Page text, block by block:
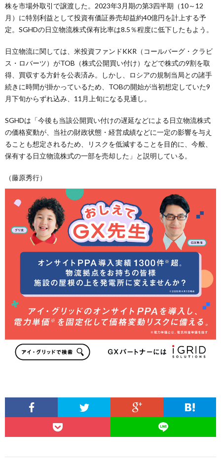
株を市場外取引で譲渡した。2023年3月期の第3四半期（10～12
月）に特別利益として投資有価証券売却益約40億円を計上する予
定。SGHDの日立物流株式保有比率は8.5％程度に低下したもよう。
日立物流に関しては、米投資ファンドKKR（コールバーグ・クラビ
ス・ロバーツ）がTOB（株式公開買い付け）などで株式の9割を取
得、買収する方針を公表済み。しかし、ロシアの規制当局との諸手
続きに時間が掛かっているため、TOBの開始が当初想定していた9
月下旬からずれ込み、11月上旬になる見通し。
SGHDは「今後も当該公開買い付けの遅延などによる日立物流株式
の価格変動が、当社の財政状態・経営成績などに一定の影響を与え
ることも想定されるため、リスクを低減することを目的に、今般、
保有する日立物流株式の一部を売却した」と説明している。
（藤原秀行）